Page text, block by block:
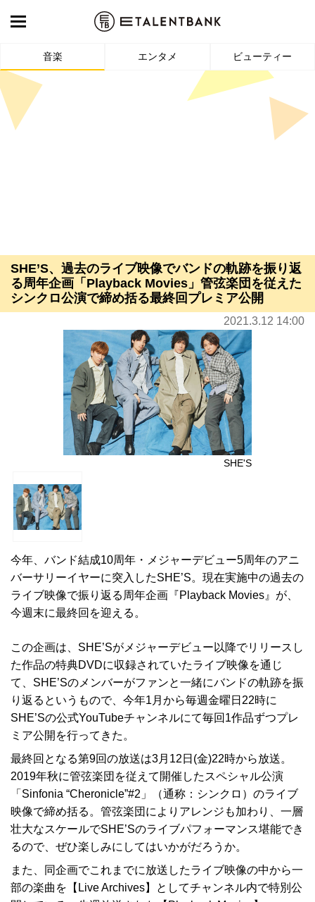
音楽 エンタメ ビューティー
SHE’S、過去のライブ映像でバンドの軌跡を振り返
る周年企画「Playback Movies」管弦楽団を従えた
シンクロ公演で締め括る最終回プレミア公開
2021.3.12 14:00
SHE'S
今年、バンド結成10周年・メジャーデビュー5周年のアニ
バーサリーイヤーに突入したSHE’S。現在実施中の過去の
ライブ映像で振り返る周年企画『Playback Movies』が、
今週末に最終回を迎える。
この企画は、SHE’Sがメジャーデビュー以降でリリースし
た作品の特典DVDに収録されていたライブ映像を通じ
て、SHE’Sのメンバーがファンと一緒にバンドの軌跡を振
り返るというもので、今年1月から毎週金曜日22時に
SHE’Sの公式YouTubeチャンネルにて毎回1作品ずつプレ
ミア公開を行ってきた。
最終回となる第9回の放送は3月12日(金)22時から放送。
2019年秋に管弦楽団を従えて開催したスペシャル公演
「Sinfonia “Cheronicle”#2」（通称：シンクロ）のライブ
映像で締め括る。管弦楽団によりアレンジも加わり、一層
壮大なスケールでSHE’Sのライブパフォーマンス堪能でき
るので、ぜひ楽しみにしてはいかがだろうか。
また、同企画でこれまでに放送したライブ映像の中から一
部の楽曲を【Live Archives】としてチャンネル内で特別公